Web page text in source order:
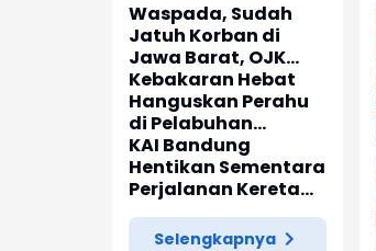
Waspada, Sudah
Jatuh Korban di
Jawa Barat, OJK
dan Polisi Ungkap
Dugaan Penipuan
Modus Titip Limit
Paylater
Kebakaran Hebat
Hanguskan Perahu
di Pelabuhan
Karangsong
Indramayu
KAI Bandung
Hentikan Sementara
Perjalanan Kereta
Pascagempa
Pangandaran
Selengkapnya